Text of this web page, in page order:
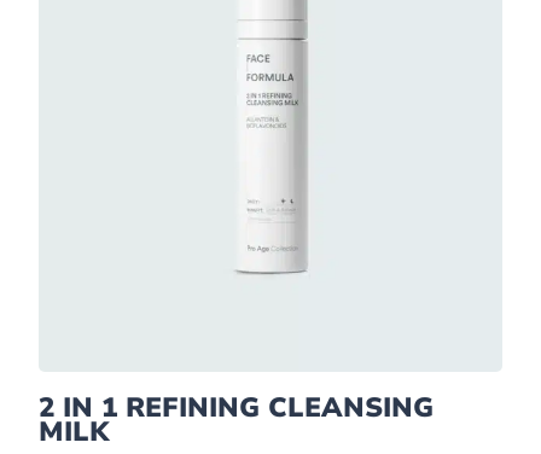
2 IN 1 REFINING CLEANSING
MILK